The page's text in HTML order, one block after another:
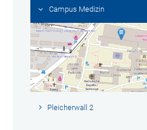
Campus Medizin
Pleicherwall 2